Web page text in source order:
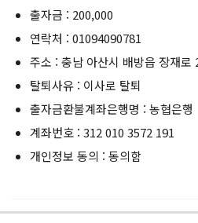
출자금 : 200,000
연락처 : 01094090781
주소 : 충남 아산시 배방읍 장재로
탈퇴사유 : 이사로 탈퇴
출자금환불계좌은행명 : 농협은행
계좌번호 : 312 010 3572 191
개인정보 동의 : 동의함